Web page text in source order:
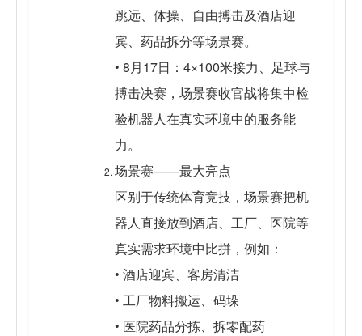
跳远、体操、自由搏击及酒店迎
宾、药品拆分等场景赛。
• 8月17日：4×100米接力、足球与
搏击决赛，场景赛收官战将集中检
验机器人在真实环境中的服务能
力。
场景赛——最大亮点
区别于传统体育竞技，场景赛把机
器人直接放到酒店、工厂、医院等
真实需求环境中比拼，例如：
• 酒店迎宾、客房清洁
• 工厂物料搬运、码垛
• 医院药品分拣、拆零配药